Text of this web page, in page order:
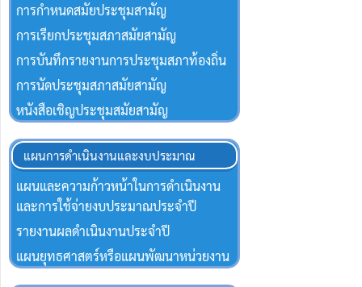
การกำหนดสมัยประชุมสามัญ
การเรียกประชุมสภาสมัยสามัญ
การบันทึกรายงานการประชุมสภาท้องถิ่น
การนัดประชุมสภาสมัยสามัญ
หนังสือเชิญประชุมสมัยสามัญ
แผนการดำเนินงานและงบประมาณ
แผนและความก้าวหน้าในการดำเนินงาน
และการใช้จ่ายงบประมาณประจำปี
รายงานผลดำเนินงานประจำปี
แผนยุทธศาสตร์หรือแผนพัฒนาหน่วยงาน